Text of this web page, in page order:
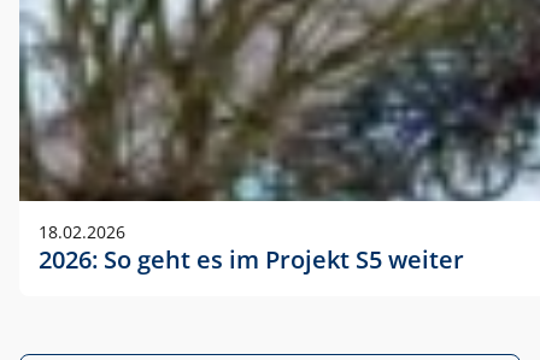
18.02.2026
2026: So geht es im Projekt S5 weiter